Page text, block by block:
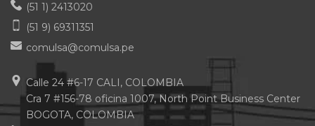
(51 1) 2413020
(51 9) 69311351
comulsa@comulsa.pe
Calle 24 #6-17 CALI, COLOMBIA
Cra 7 #156-78 oficina 1007, North Point Business Center
BOGOTA, COLOMBIA